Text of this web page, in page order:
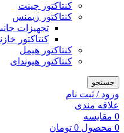
کنتاکتور چینت
کنتاکتور زیمنس
تجهیزات
کنتاکتور
کنتاکتور هیمل
کنتاکتور هیوندای
جستجو
ورود / ثبت نام
علاقه مندی
0 مقایسه
0 محصول 0 تومان